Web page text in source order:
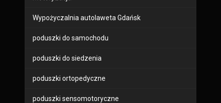
Wypożyczalnia autolaweta Gdańsk
poduszki do samochodu
poduszki do siedzenia
poduszki ortopedyczne
poduszki sensomotoryczne